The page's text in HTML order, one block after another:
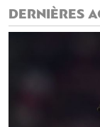
DERNIÈRES